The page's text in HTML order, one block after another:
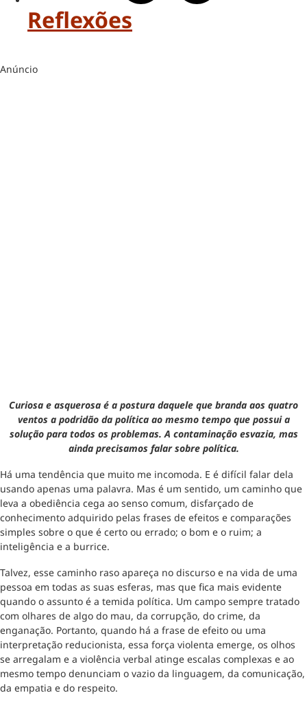
Reflexões
Anúncio
Curiosa e asquerosa é a postura daquele que branda aos quatro
ventos a podridão da política ao mesmo tempo que possui a
solução para todos os problemas. A contaminação esvazia, mas
ainda precisamos falar sobre política.
Há uma tendência que muito me incomoda. E é difícil falar dela
usando apenas uma palavra. Mas é um sentido, um caminho que
leva a obediência cega ao senso comum, disfarçado de
conhecimento adquirido pelas frases de efeitos e comparações
simples sobre o que é certo ou errado; o bom e o ruim; a
inteligência e a burrice.
Talvez, esse caminho raso apareça no discurso e na vida de uma
pessoa em todas as suas esferas, mas que fica mais evidente
quando o assunto é a temida política. Um campo sempre tratado
com olhares de algo do mau, da corrupção, do crime, da
enganação. Portanto, quando há a frase de efeito ou uma
interpretação reducionista, essa força violenta emerge, os olhos
se arregalam e a violência verbal atinge escalas complexas e ao
mesmo tempo denunciam o vazio da linguagem, da comunicação,
da empatia e do respeito.